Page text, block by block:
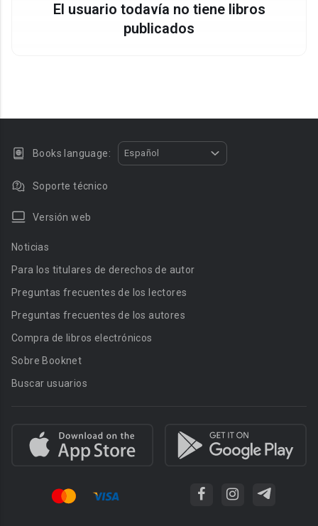
El usuario todavía no tiene libros
publicados
Books language: Español
Soporte técnico
Versión web
Noticias
Para los titulares de derechos de autor
Preguntas frecuentes de los lectores
Preguntas frecuentes de los autores
Compra de libros electrónicos
Sobre Booknet
Buscar usuarios